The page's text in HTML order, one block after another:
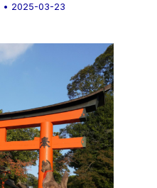
• 2025-03-23